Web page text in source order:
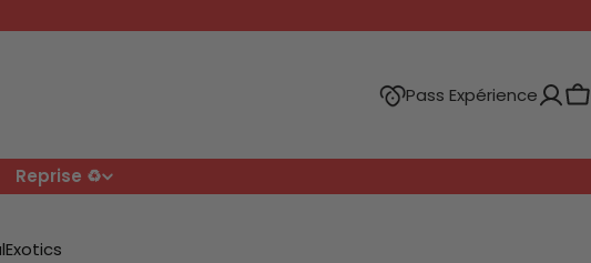
Pass Expérience
Reprise ♻️